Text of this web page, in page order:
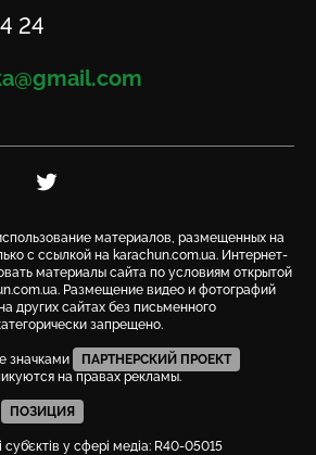
24
на Telegram
Посилання на Twitter
материалов, размещенных на
с ссылкой на karachun.com.ua. Интернет-
материалы сайта по условиям открытой
Размещение видео и фотографий
других сайтах без письменного
запрещено.
значками
ПАРТНЕРСКИЙ ПРОЕКТ
на правах рекламы.
ПОЗИЦИЯ
суб’єктів у сфері медіа: R40-05015